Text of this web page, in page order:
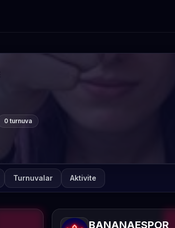
0 turnuva
Turnuvalar Aktivite
BANANAESPOR